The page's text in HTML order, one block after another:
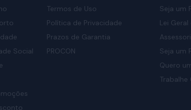
Social
Termos de Uso
Política de Privacidade
Prazos de Garantia
PROCON
Seja um
Lei
Seja um
Quero